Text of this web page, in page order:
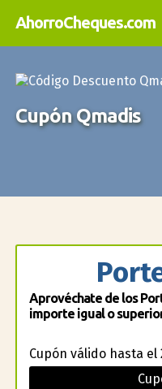
AhorroCheques.com
Cupón Qmadis
Aprovéchate de los
importe igual o
Cupón válido hasta el